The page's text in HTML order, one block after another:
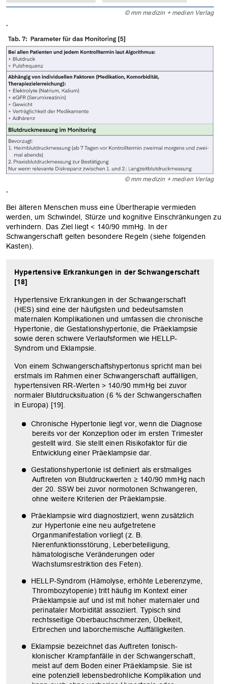
© mm medizin + medien Verlag
.
© mm medizin + medien Verlag
.
Bei älteren Menschen muss eine Übertherapie vermieden
werden, um Schwindel, Stürze und kognitive Einschränkungen zu
verhindern. Das Ziel liegt < 140/90 mmHg. In der
Schwangerschaft gelten besondere Regeln (siehe folgenden
Kasten).
Hypertensive Erkrankungen in der Schwangerschaft
[18]
Hypertensive Erkrankungen in der Schwangerschaft
(HES) sind eine der häufigsten und bedeutsamsten
maternalen Komplikationen und umfassen die chronische
Hypertonie, die Gestationshypertonie, die Präeklampsie
sowie deren schwere Verlaufsformen wie HELLP-
Syndrom und Eklampsie.
Von einem Schwangerschaftshypertonus spricht man bei
erstmals im Rahmen einer Schwangerschaft auffälligen,
hypertensiven RR-Werten > 140/90 mmHg bei zuvor
normaler Blutdrucksituation (6 % der Schwangerschaften
in Europa) [19].
Chronische Hypertonie liegt vor, wenn die Diagnose
bereits vor der Konzeption oder im ersten Trimester
gestellt wird. Sie stellt einen Risikofaktor für die
Entwicklung einer Präeklampsie dar.
Gestationshypertonie ist definiert als erstmaliges
Auftreten von Blutdruckwerten ≥ 140/90 mmHg nach
der 20. SSW bei zuvor normotonen Schwangeren,
ohne weitere Kriterien der Präeklampsie.
Präeklampsie wird diagnostiziert, wenn zusätzlich
zur Hypertonie eine neu aufgetretene
Organmanifestation vorliegt (z. B.
Nierenfunktionsstörung, Leberbeteiligung,
hämatologische Veränderungen oder
Wachstumsrestriktion des Feten).
HELLP-Syndrom (Hämolyse, erhöhte Leberenzyme,
Thrombozytopenie) tritt häufig im Kontext einer
Präeklampsie auf und ist mit hoher maternaler und
perinataler Morbidität assoziiert. Typisch sind
rechtsseitige Oberbauchschmerzen, Übelkeit,
Erbrechen und laborchemische Auffälligkeiten.
Eklampsie bezeichnet das Auftreten tonisch-
klonischer Krampfanfälle in der Schwangerschaft,
meist auf dem Boden einer Präeklampsie. Sie ist
eine potenziell lebensbedrohliche Komplikation und